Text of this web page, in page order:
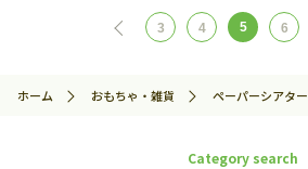
3 4 5 6
ホーム おもちゃ・雑貨 ペーパーシアター
Category search